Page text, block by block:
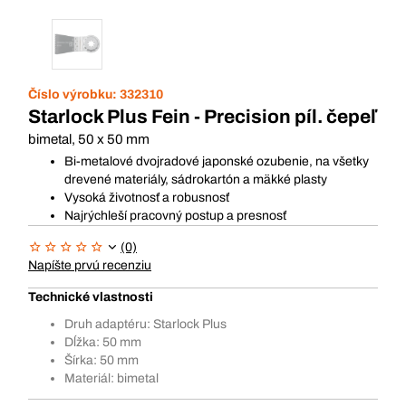
Číslo výrobku: 332310
Starlock Plus Fein - Precision píl. čepeľ
bimetal, 50 x 50 mm
Bi-metalové dvojradové japonské ozubenie, na všetky
drevené materiály, sádrokartón a mäkké plasty
Vysoká životnosť a robusnosť
Najrýchleší pracovný postup a presnosť
(0)
Napíšte prvú recenziu
Technické vlastnosti
Druh adaptéru: Starlock Plus
Dĺžka: 50 mm
Šírka: 50 mm
Materiál: bimetal